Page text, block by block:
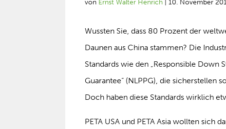
von Ernst Walter Henrich |10. November
Wussten Sie, dass 80 Prozent der
Daunen aus China stammen? Die
Standards wie den „Responsible Down
Guarantee“ (NLPPG), die sicherstellen
Doch haben diese Standards wirklich
PETA USA und PETA Asia wollten sich